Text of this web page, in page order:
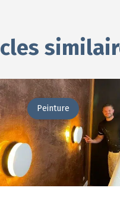
Peinture